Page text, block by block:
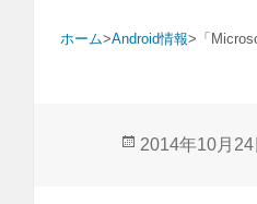
ホーム>Android情報> 「
投
2014年10月24